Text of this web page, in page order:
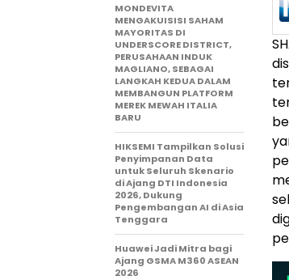
MONDEVITA
MENGAKUISISI SAHAM
MAYORITAS DI
UNDERSCORE DISTRICT,
PERUSAHAAN INDUK
MAGLIANO, SEBAGAI
LANGKAH KEDUA DALAM
MEMBANGUN PLATFORM
MEREK MEWAH ITALIA
BARU
HIKSEMI Tampilkan Solusi
Penyimpanan Data
untuk Seluruh Skenario
di Ajang DTI Indonesia
2026, Dukung
Pengembangan AI di Asia
Tenggara
Huawei Jadi Mitra bagi
Ajang GSMA M360 ASEAN
2026